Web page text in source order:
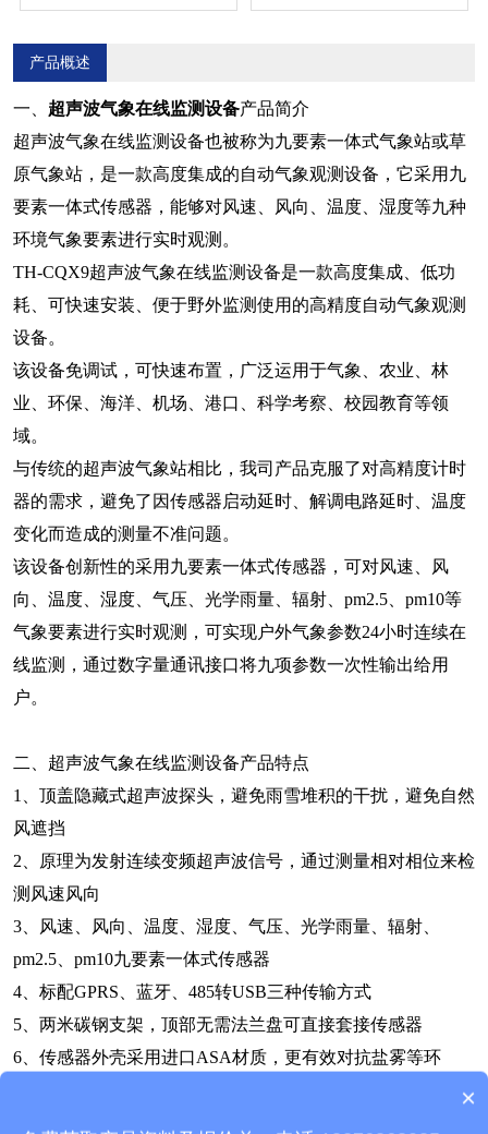
产品概述
一、 超声波气象在线监测设备产品简介
超声波气象在线监测设备也被称为九要素一体式气象站或草
原气象站 ，是一款高度集成的自动气象观测设备，它采用九
要素一体式传感器，能够对风速、风向、温度、湿度等九种
环境气象要素进行实时观测。
TH-CQX9超声波气象在线监测设备是一款高度集成、低功
耗、可快速安装、便于野外监测使用的高精度自动气象观测
设备。
该设备免调试，可快速布置，广泛运用于气象、农业、林
业、环保、海洋、机场、港口、科学考察、校园教育等领
域。
与传统的超声波气象站相比，我司产品克服了对高精度计时
器的需求，避免了因传感器启动延时、解调电路延时、温度
变化而造成的测量不准问题。
该设备创新性的采用九要素一体式传感器，可对风速、风
向、温度、湿度、气压、光学雨量、辐射、pm2.5、pm10等
气象要素进行实时观测，可实现户外气象参数24小时连续在
线监测，通过数字量通讯接口将九项参数一次性输出给用
户。
二、超声波气象在线监测设备产品特点
1、顶盖隐藏式超声波探头，避免雨雪堆积的干扰，避免自然
风遮挡
2、原理为发射连续变频超声波信号，通过测量相对相位来检
测风速风向
3、风速、风向、温度、湿度、气压、光学雨量、辐射、
pm2.5、pm10九要素一体式传感器
4、标配GPRS、蓝牙、485转USB三种传输方式
5、两米碳钢支架，顶部无需法兰盘可直接套接传感器
6、传感器外壳采用进口ASA材质，更有效对抗盐雾等环
产品包含安装吗？
×